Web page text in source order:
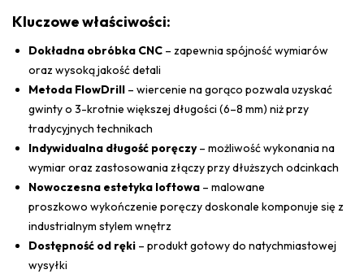
Kluczowe właściwości:
Dokładna obróbka CNC – zapewnia spójność wymiarów
oraz wysoką jakość detali
Metoda FlowDrill – wiercenie na gorąco pozwala uzyskać
gwinty o 3-krotnie większej długości (6–8 mm) niż przy
tradycyjnych technikach
Indywidualna długość poręczy– możliwość wykonania na
wymiar oraz zastosowania złączy przy dłuższych odcinkach
Nowoczesna estetyka loftowa – malowane
proszkowo wykończenie poręczy doskonale komponuje się z
industrialnym stylem wnętrz
Dostępność od ręki – produkt gotowy do natychmiastowej
wysyłki